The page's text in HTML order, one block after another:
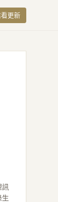
更新
訊
生